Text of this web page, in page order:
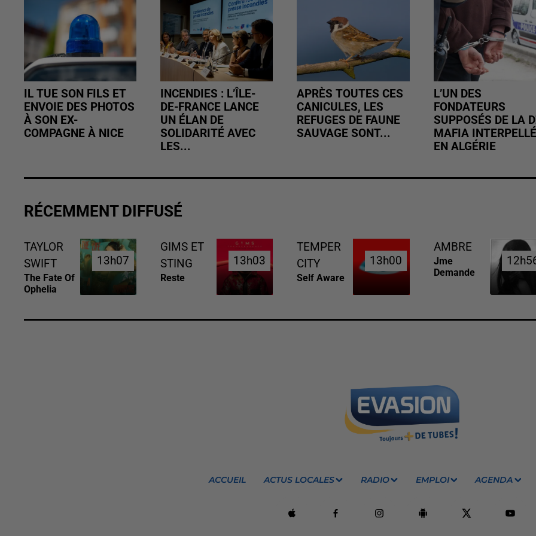
IL TUE SON FILS ET
ENVOIE DES PHOTOS
À SON EX-
COMPAGNE À NICE
INCENDIES : L’ÎLE-
DE-FRANCE LANCE
UN ÉLAN DE
SOLIDARITÉ AVEC
LES...
APRÈS TOUTES CES
CANICULES, LES
REFUGES DE FAUNE
SAUVAGE SONT...
L’UN DES
FONDATEURS
SUPPOSÉS DE LA
MAFIA INTERPELLÉ
EN ALGÉRIE
RÉCEMMENT DIFFUSÉ
TAYLOR
SWIFT
The Fate Of
Ophelia
13h07
13h07
GIMS ET
STING
Reste
13h03
13h03
TEMPER
CITY
Self Aware
13h00
13h00
AMBRE
Jme
Demande
ACCUEIL ACTUS LOCALES RADIO EMPLOI AGENDA